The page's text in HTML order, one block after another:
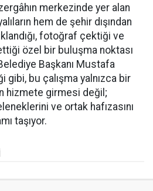
merkezinde yer alan
hem de şehir dışından
fotoğraf çektiği ve
özel bir buluşma noktası
Başkanı Mustafa
gibi, bu çalışma yalnızca bir
hizmete girmesi değil;
ve ortak hafızasını
taşıyor.